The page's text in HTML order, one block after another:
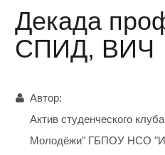
Декада
СПИД, ВИЧ
Автор:
Актив студенческого
Молодёжи" ГБПОУ НСО